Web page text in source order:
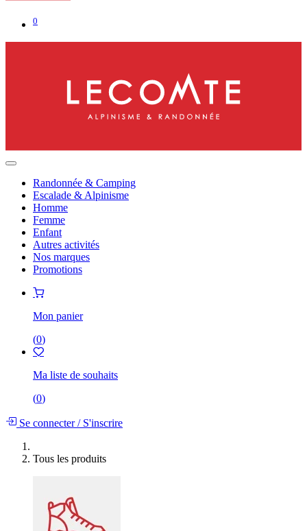
0
Randonnée & Camping
Escalade & Alpinisme
Homme
Femme
Enfant
Autres activités
Nos marques
Promotions
Mon panier
(0)
Ma liste de souhaits
(0)
Se connecter/S'inscrire
Tous les produits